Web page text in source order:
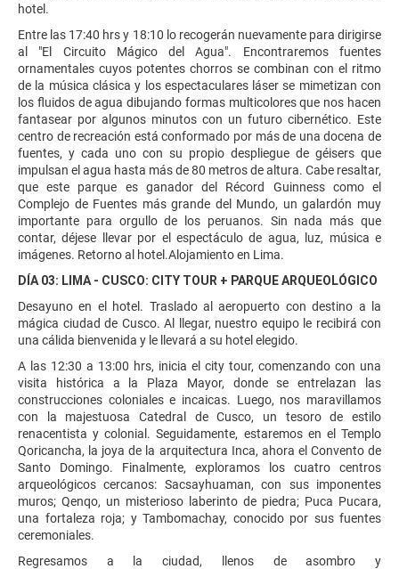
hotel.
Entre las 17:40 hrs y 18:10 lo recogerán nuevamente para dirigirse
al "El Circuito Mágico del Agua". Encontraremos fuentes
ornamentales cuyos potentes chorros se combinan con el ritmo
de la música clásica y los espectaculares láser se mimetizan con
los fluidos de agua dibujando formas multicolores que nos hacen
fantasear por algunos minutos con un futuro cibernético. Este
centro de recreación está conformado por más de una docena de
fuentes, y cada uno con su propio despliegue de géisers que
impulsan el agua hasta más de 80 metros de altura. Cabe resaltar,
que este parque es ganador del Récord Guinness como el
Complejo de Fuentes más grande del Mundo, un galardón muy
importante para orgullo de los peruanos. Sin nada más que
contar, déjese llevar por el espectáculo de agua, luz, música e
imágenes. Retorno al hotel.Alojamiento en Lima.
DÍA 03: LIMA - CUSCO: CITY TOUR + PARQUE ARQUEOLÓGICO
Desayuno en el hotel. Traslado al aeropuerto con destino a la
mágica ciudad de Cusco. Al llegar, nuestro equipo le recibirá con
una cálida bienvenida y le llevará a su hotel elegido.
A las 12:30 a 13:00 hrs, inicia el city tour, comenzando con una
visita histórica a la Plaza Mayor, donde se entrelazan las
construcciones coloniales e incaicas. Luego, nos maravillamos
con la majestuosa Catedral de Cusco, un tesoro de estilo
renacentista y colonial. Seguidamente, estaremos en el Templo
Qoricancha, la joya de la arquitectura Inca, ahora el Convento de
Santo Domingo. Finalmente, exploramos los cuatro centros
arqueológicos cercanos: Sacsayhuaman, con sus imponentes
muros; Qenqo, un misterioso laberinto de piedra; Puca Pucara,
una fortaleza roja; y Tambomachay, conocido por sus fuentes
ceremoniales.
Regresamos a la ciudad, llenos de asombro y